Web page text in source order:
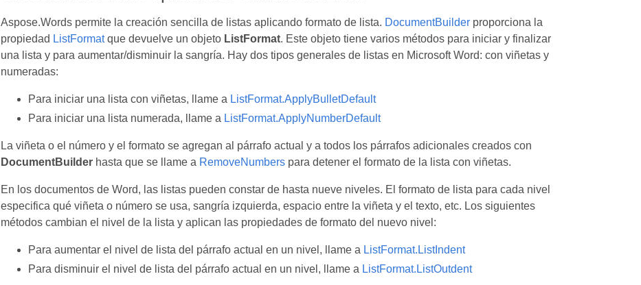
Aspose.Words permite la creación sencilla de listas aplicando formato de lista. DocumentBuilderproporciona la
propiedad ListFormatque devuelve un objeto ListFormat. Este objeto tiene varios métodos para iniciar y finalizar
una lista y para aumentar/disminuir la sangría. Hay dos tipos generales de listas en Microsoft Word: con viñetas y
numeradas:
Para iniciar una lista con viñetas, llame a ListFormat.ApplyBulletDefault
Para iniciar una lista numerada, llame a ListFormat.ApplyNumberDefault
La viñeta o el número y el formato se agregan al párrafo actual y a todos los párrafos adicionales creados con
DocumentBuilderhasta que se llame a RemoveNumberspara detener el formato de la lista con viñetas.
En los documentos de Word, las listas pueden constar de hasta nueve niveles. El formato de lista para cada nivel
especifica qué viñeta o número se usa, sangría izquierda, espacio entre la viñeta y el texto, etc. Los siguientes
métodos cambian el nivel de la lista y aplican las propiedades de formato del nuevo nivel:
Para aumentar el nivel de lista del párrafo actual en un nivel, llame a ListFormat.ListIndent
Para disminuir el nivel de lista del párrafo actual en un nivel, llame a ListFormat.ListOutdent